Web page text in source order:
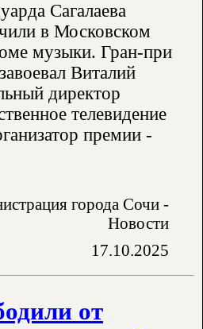
Сагалаева
в Московском
музыки. Гран-при
Виталий
директор
телевидение
премии -
города Сочи -
Новости
17.10.2025
от